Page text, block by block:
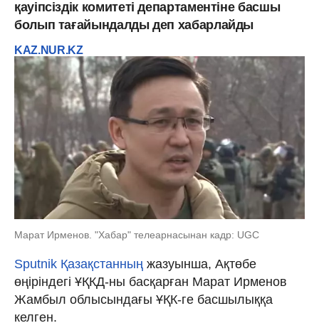
қауіпсіздік комитеті департаментіне басшы
болып тағайындалды деп хабарлайды
KAZ.NUR.KZ
Марат Ирменов. "Хабар" телеарнасынан кадр: UGC
Sputnik Қазақстанның жазуынша, Ақтөбе
өңіріндегі ҰҚКД-ны басқарған Марат Ирменов
Жамбыл облысындағы ҰҚК-ге басшылыққа
келген.